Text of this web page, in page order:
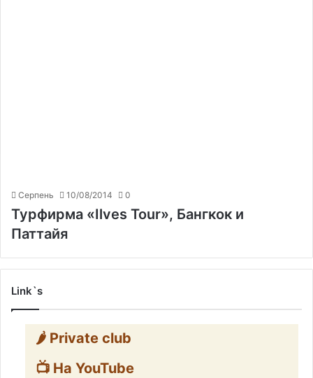
Серпень 10/08/2014 0
Турфирма «Ilves Tour», Бангкок и
Паттайя
Link`s
🌶️ Private club
📺 На YouTube